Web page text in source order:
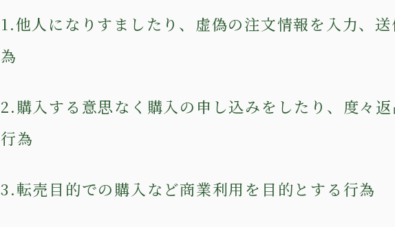
1.他人になりすましたり、虚偽の注文情報を入力、
為
2.購入する意思なく購入の申し込みをしたり、度々返
行為
3.転売目的での購入など商業利用を目的とする行為